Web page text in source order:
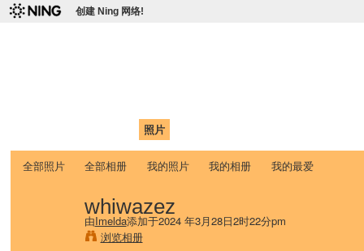
创建 Ning 网络!
照片
全部照片 全部相册 我的照片 我的相册 我的最爱
whiwazez
由Imelda添加于2024 年3月28日2时22分pm
浏览相册